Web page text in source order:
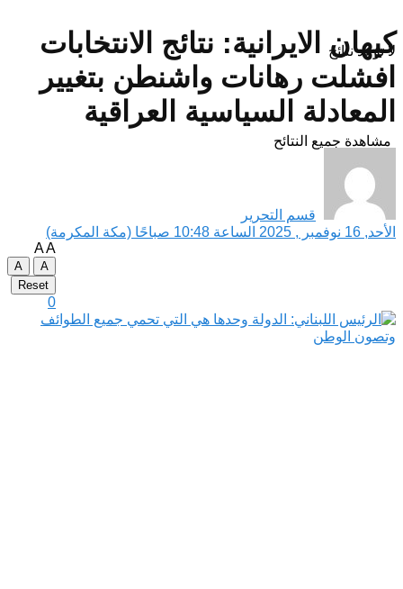
لا توجد نتائج
مشاهدة جميع النتائح
كيهان الايرانية: نتائج الانتخابات
افشلت رهانات واشنطن بتغيير
المعادلة السياسية العراقية
قسم التحرير
الأحد, 16 نوفمبر , 2025 الساعة 10:48 صباحًا (مكة المكرمة)
AA
A
A
Reset
0